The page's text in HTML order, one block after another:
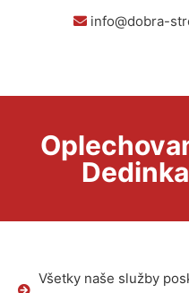
info@dobra-
Všetky naše služby